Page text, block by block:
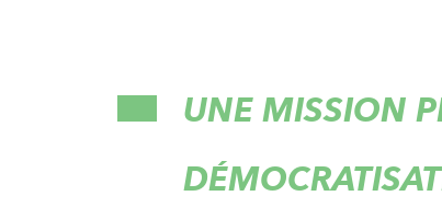
UNE MISSION